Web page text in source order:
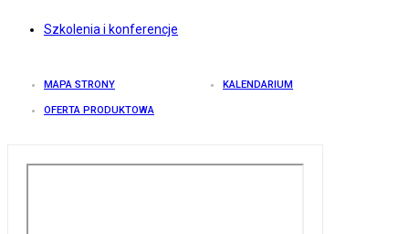
Szkolenia i konferencje
MAPA STRONY KALENDARIUM
OFERTA PRODUKTOWA